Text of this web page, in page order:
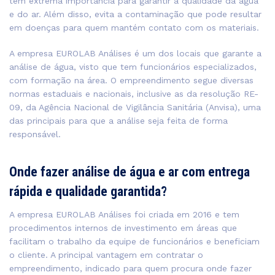
e do ar. Além disso, evita a contaminação que pode resultar
em doenças para quem mantém contato com os materiais.
A empresa EUROLAB Análises é um dos locais que garante a
análise de água, visto que tem funcionários especializados,
com formação na área. O empreendimento segue diversas
normas estaduais e nacionais, inclusive as da resolução RE-
09, da Agência Nacional de Vigilância Sanitária (Anvisa), uma
das principais para que a análise seja feita de forma
responsável.
Onde fazer análise de água e ar com entrega
rápida e qualidade garantida?
A empresa EUROLAB Análises foi criada em 2016 e tem
procedimentos internos de investimento em áreas que
facilitam o trabalho da equipe de funcionários e beneficiam
o cliente. A principal vantagem em contratar o
empreendimento, indicado para quem procura onde fazer